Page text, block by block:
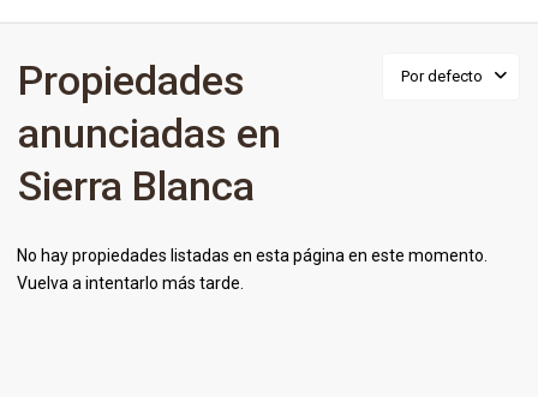
Por defecto
Propiedades
anunciadas en
Sierra Blanca
No hay propiedades listadas en esta página en este momento.
Vuelva a intentarlo más tarde.